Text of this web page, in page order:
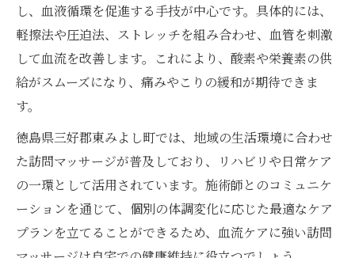
し、血液循環を促進する手技が中心です。具体的には、
軽擦法や圧迫法、ストレッチを組み合わせ、血管を刺激
して血流を改善します。これにより、酸素や栄養素の供
給がスムーズになり、痛みやこりの緩和が期待できま
す。
徳島県三好郡東みよし町では、地域の生活環境に合わせ
た訪問マッサージが普及しており、リハビリや日常ケア
の一環として活用されています。施術師とのコミュニケ
ーションを通じて、個別の体調変化に応じた最適なケア
プランを立てることができるため、血流ケアに強い訪問